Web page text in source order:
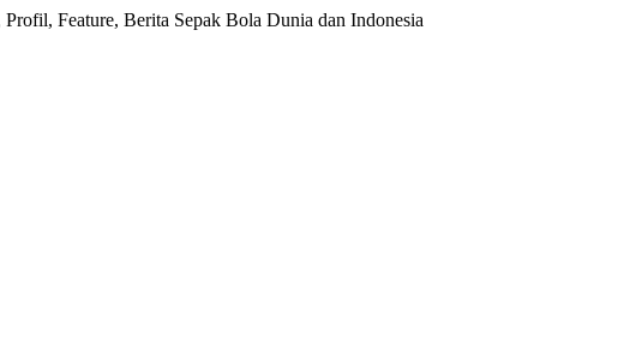
Feature, Berita Sepak Bola Dunia dan Indonesia